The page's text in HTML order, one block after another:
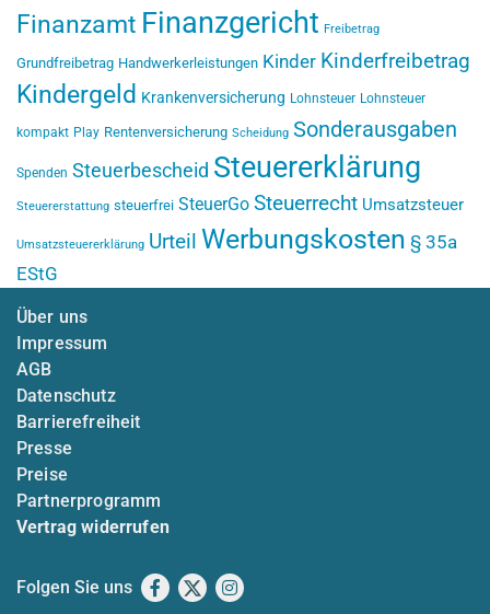
Finanzamt Finanzgericht Freibetrag
Grundfreibetrag Handwerkerleistungen Kinder Kinderfreibetrag
Kindergeld Krankenversicherung Lohnsteuer Lohnsteuer
kompakt Play Rentenversicherung Scheidung Sonderausgaben
Spenden Steuerbescheid Steuererklärung
Steuererstattung steuerfrei SteuerGo Steuerrecht Umsatzsteuer
Umsatzsteuererklärung Urteil Werbungskosten § 35a
EStG
Über uns
Impressum
AGB
Datenschutz
Barrierefreiheit
Presse
Preise
Partnerprogramm
Vertrag widerrufen
Folgen Sie uns Facebook
X Instagram